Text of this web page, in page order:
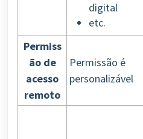
digital
etc.
Permiss
ão de
acesso
remoto
Permissão é
personalizável